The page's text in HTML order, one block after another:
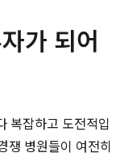
가 되어
복잡하고 도전적입
쟁 병원들이 여전히